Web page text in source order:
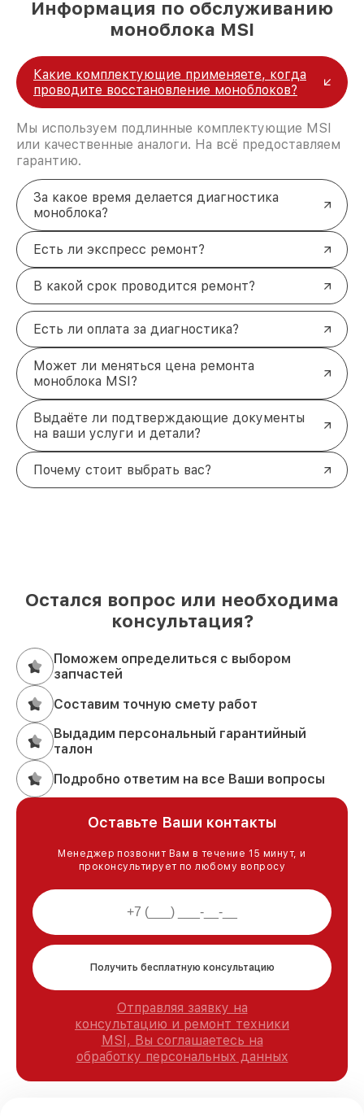
Информация по обслуживанию
моноблока MSI
Какие комплектующие применяете, когда
проводите восстановление моноблоков?
Мы используем подлинные комплектующие MSI
или качественные аналоги. На всё предоставляем
гарантию.
За какое время делается диагностика
моноблока?
Есть ли экспресс ремонт?
В какой срок проводится ремонт?
Есть ли оплата за диагностика?
Может ли меняться цена ремонта
моноблока MSI?
Выдаёте ли подтверждающие документы
на ваши услуги и детали?
Почему стоит выбрать вас?
Остался вопрос или необходима
консультация?
Поможем определиться с выбором
запчастей
Составим точную смету работ
Выдадим персональный гарантийный
талон
Подробно ответим на все Ваши вопросы
Оставьте Ваши контакты
Менеджер позвонит Вам в течение 15 минут, и
проконсультирует по любому вопросу
Получить бесплатную консультацию
Отправляя заявку на
консультацию и ремонт техники
MSI, Вы соглашаетесь на
обработку персональных данных